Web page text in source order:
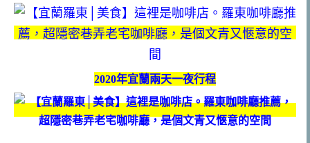
2020年宜蘭兩天一夜行程